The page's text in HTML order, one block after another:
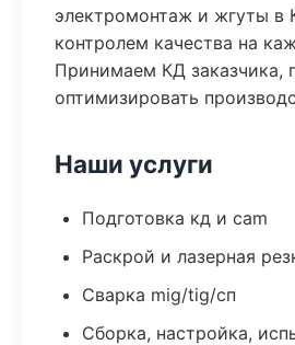
электромонтаж и жгуты в
контролем качества на
Принимаем КД заказчика,
оптимизировать
Наши услуги
Подготовка кд и cam
Раскрой и лазерная
Сварка mig/tig/сп
Сборка, настройка,